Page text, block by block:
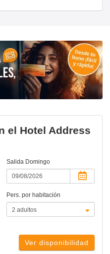
el Hotel Address
Salida Domingo
Pers. por habitación
Ver disponibilidad